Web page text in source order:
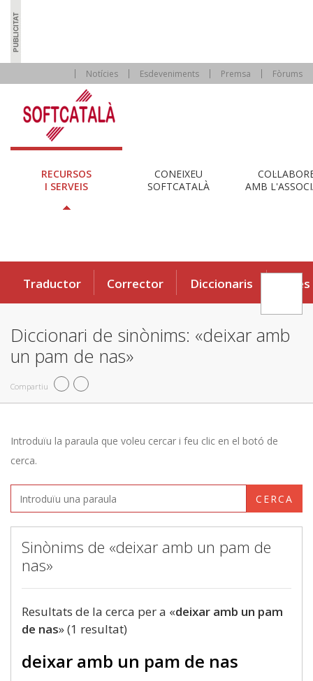
Notícies Esdeveniments Premsa Fòrums
RECURSOS
I SERVEIS
CONEIXEU
SOFTCATALÀ
AMB
Traductor Corrector Diccionaris Eines
Diccionari de sinònims: «deixar amb
un pam de nas»
Compartiu
Introduïu la paraula que voleu cercar i feu clic en el botó de
cerca.
CERCA
Sinònims de «deixar amb un pam de
nas»
Resultats de la cerca per a «deixar amb un pam
de nas» (1 resultat)
deixar amb un pam de nas